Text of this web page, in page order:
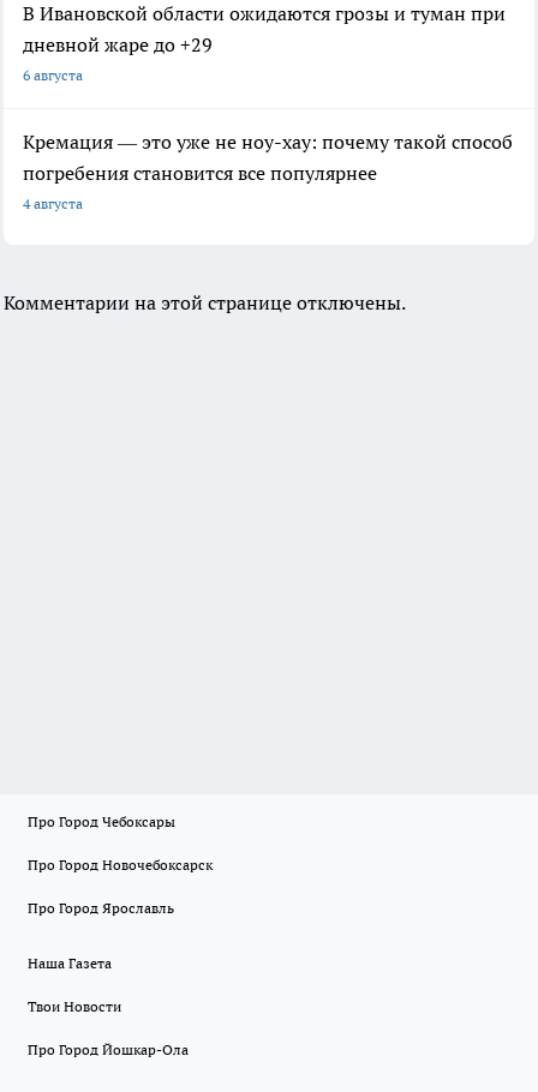
В Ивановской области ожидаются грозы и туман при
дневной жаре до +29
6 августа
Кремация — это уже не ноу-хау: почему такой способ
погребения становится все популярнее
4 августа
Комментарии на этой странице отключены.
Про Город Чебоксары
Про Город Новочебоксарск
Про Город Ярославль
Наша Газета
Твои Новости
Про Город Йошкар-Ола